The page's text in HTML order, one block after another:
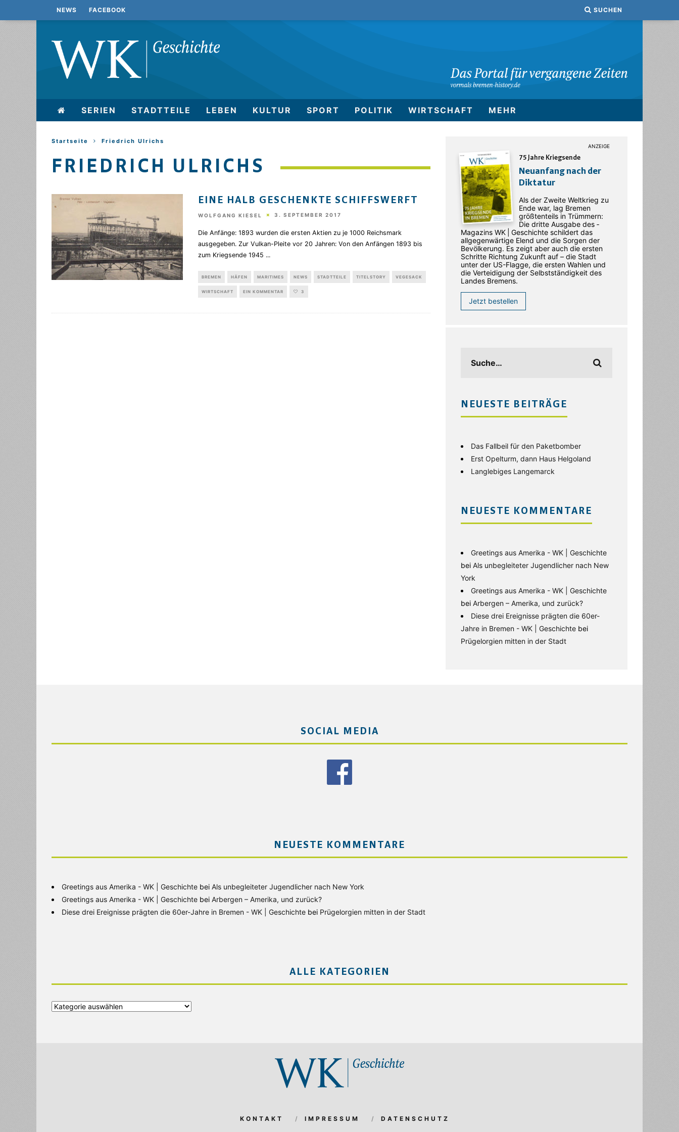
NEWS FACEBOOK SUCHEN
SERIEN STADTTEILE LEBEN KULTUR SPORT POLITIK WIRTSCHAFT MEHR
Startseite Friedrich Ulrichs
FRIEDRICH ULRICHS
EINE HALB GESCHENKTE SCHIFFSWERFT
WOLFGANG KIESEL 3. SEPTEMBER 2017
Die Anfänge: 1893 wurden die ersten Aktien zu je 1000 Reichsmark
ausgegeben. Zur Vulkan-Pleite vor 20 Jahren: Von den Anfängen 1893 bis
zum Kriegsende 1945 ...
BREMEN HÄFEN MARITIMES NEWS STADTTEILE TITELSTORY VEGESACK
WIRTSCHAFT EIN KOMMENTAR 3
75 Jahre Kriegsende
Neuanfang nach der
Diktatur
Als der Zweite Weltkrieg zu
Ende war, lag Bremen
größtenteils in Trümmern:
Die dritte Ausgabe des ­
Magazins WK | Geschichte schildert das
allgegenwärtige Elend und die Sorgen der
Bevölkerung. Es zeigt aber auch die ersten
Schritte Richtung Zukunft auf – die Stadt
unter der US-Flagge, die ersten Wahlen und
die Verteidigung der Selbstständigkeit des
Landes Bremens.
Jetzt bestellen
NEUESTE BEITRÄGE
Das Fallbeil für den Paketbomber
Erst Opelturm, dann Haus Helgoland
Langlebiges Langemarck
NEUESTE KOMMENTARE
Greetings aus Amerika - WK | Geschichte
bei Als unbegleiteter Jugendlicher nach New
York
Greetings aus Amerika - WK | Geschichte
bei Arbergen – Amerika, und zurück?
Diese drei Ereignisse prägten die 60er-
Jahre in Bremen - WK | Geschichte bei
Prügelorgien mitten in der Stadt
SOCIAL MEDIA
NEUESTE KOMMENTARE
Greetings aus Amerika - WK | Geschichte bei Als unbegleiteter Jugendlicher nach New York
Greetings aus Amerika - WK | Geschichte bei Arbergen – Amerika, und zurück?
Diese drei Ereignisse prägten die 60er-Jahre in Bremen - WK | Geschichte bei Prügelorgien mitten in der Stadt
ALLE KATEGORIEN
Alle
KONTAKT IMPRESSUM DATENSCHUTZ